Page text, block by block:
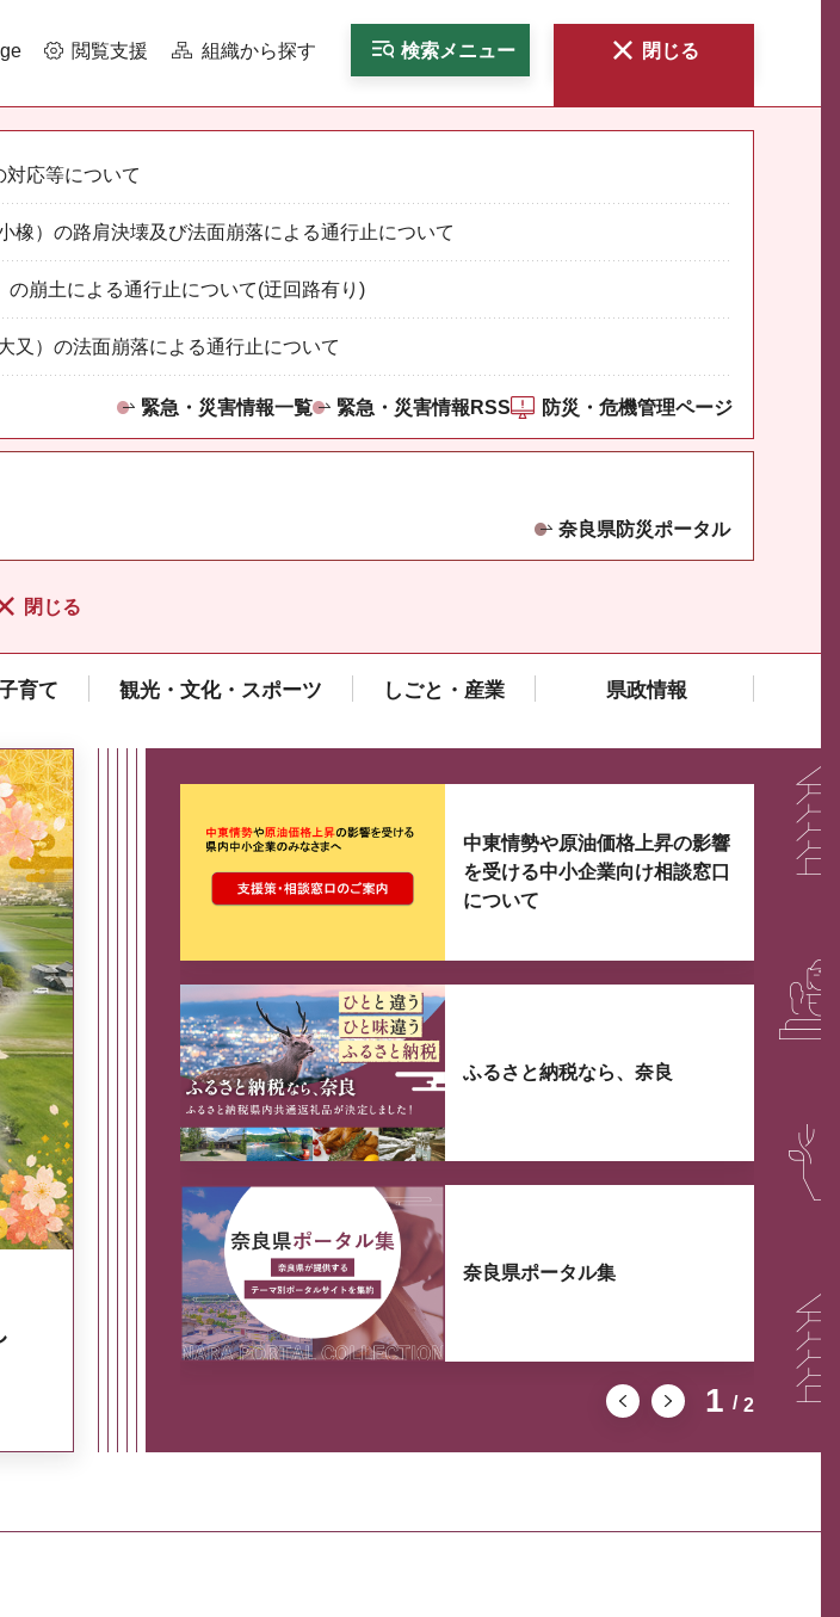
閲覧支援 組織から探す 検索メニュー 閉じる
応等について
橡）の路肩決壊及び法面崩落による通行止について
の崩土による通行止について(迂回路有り)
又）の法面崩落による通行止について
緊急・災害情報一覧 緊急・災害情報RSS 防災・危機管理ページ
奈良県防災ポータル
閉じる
育て 観光・文化・スポーツ しごと・産業 県政情報
ここから最大3つずつ情報が表示されるスライダーがあります。
1 2
民だより奈良」
良県政策集
中東情勢や原油価格上昇の影響
を受ける中小企業向け相談窓口
について
ふるさと納税なら、奈良
奈良県ポータル集